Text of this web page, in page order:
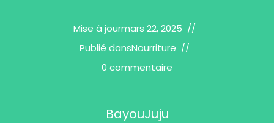
Mise à jourmars 22, 2025
Publié dansNourriture
0 commentaire
BayouJuju